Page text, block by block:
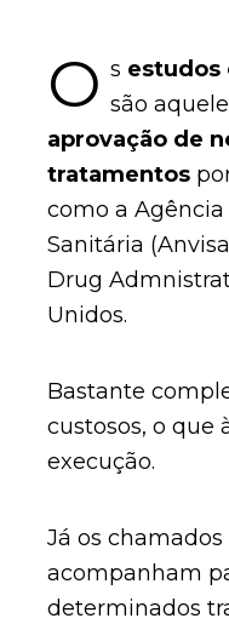
O s estudos
são
aprovação de
tratamentos
como a
Sanitária
Drug
Unidos.
Bastante
custosos, o que
execução.
Já os chamados
acompanham
determinados